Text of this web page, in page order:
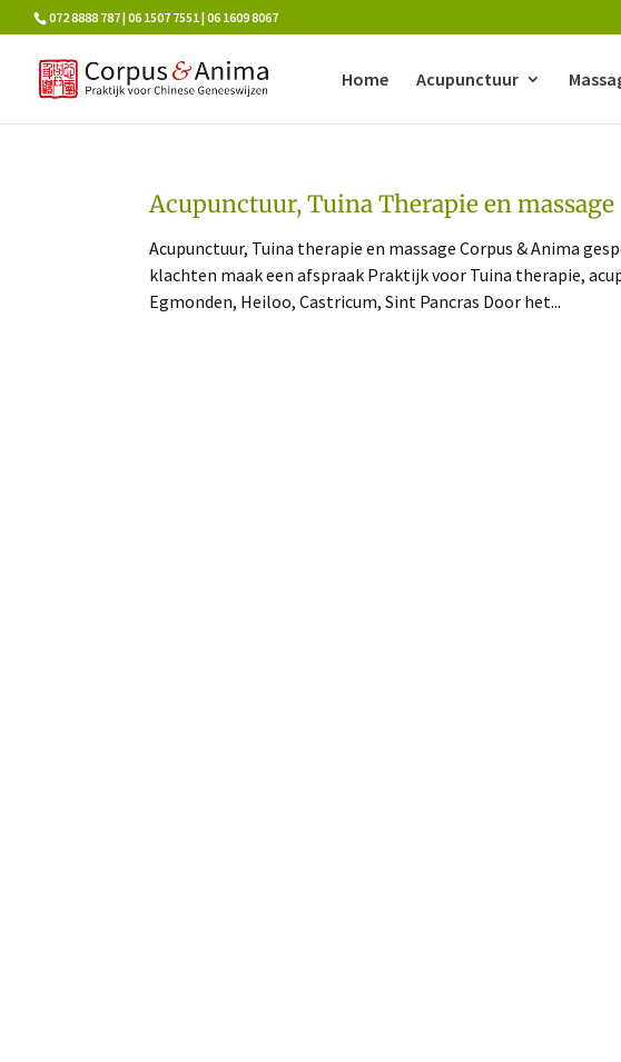
072 8888 787 | 06 1507 7551 | 06 1609 8067
Home Acupunctuur
Acupunctuur, Tuina Therapie en massage
Acupunctuur, Tuina therapie en massage Corpus & Anima
klachten maak een afspraak Praktijk voor Tuina therapie,
Egmonden, Heiloo, Castricum, Sint Pancras Door het...